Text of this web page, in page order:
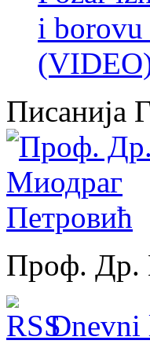
i borovu
Писанија
Проф. Др.
Dnevni